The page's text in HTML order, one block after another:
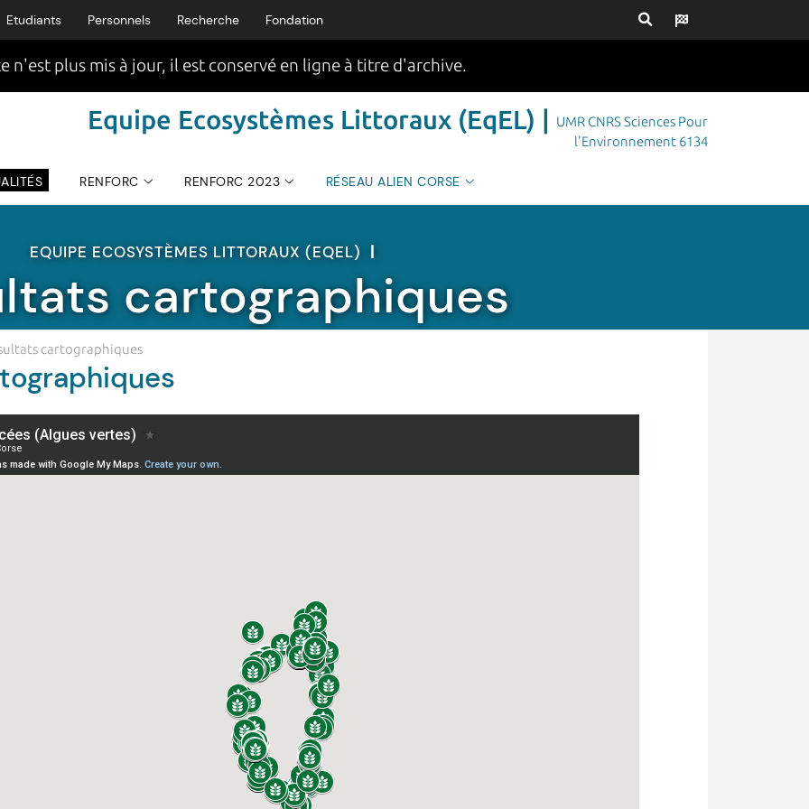
Etudiants Personnels Recherche Fondation
n'est plus mis à jour, il est conservé en ligne à titre d'archive.
Equipe Ecosystèmes Littoraux (EqEL) |
UMR CNRS Sciences Pour
l'Environnement 6134
RENFORC RENFORC 2023 RÉSEAU ALIEN CORSE
EQUIPE ECOSYSTÈMES LITTORAUX (EQEL) |
cartographiques
cartographiques